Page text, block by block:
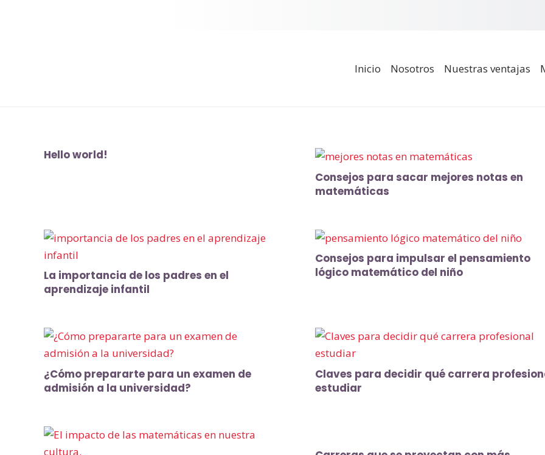
Inicio Nosotros Nuestras ventajas
Hello world!
Consejos para sacar mejores notas en
matemáticas
La importancia de los padres en el
aprendizaje infantil
Consejos para impulsar el pensamiento
lógico matemático del niño
¿Cómo prepararte para un examen de
admisión a la universidad?
Claves para decidir qué carrera
estudiar